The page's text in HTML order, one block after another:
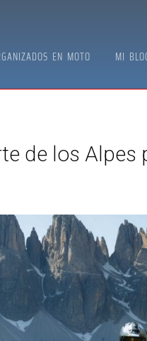
EN MOTO MI
de los Alpes